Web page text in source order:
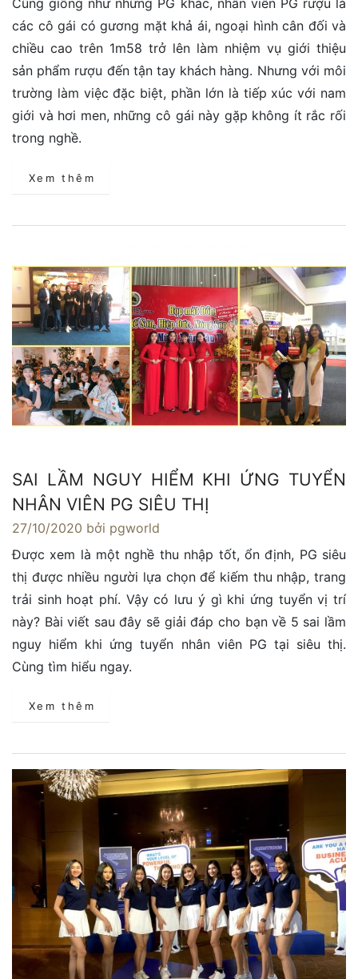
Cũng giống như những PG khác, nhân viên PG rượu là
các cô gái có gương mặt khả ái, ngoại hình cân đối và
chiều cao trên 1m58 trở lên làm nhiệm vụ giới thiệu
sản phẩm rượu đến tận tay khách hàng. Nhưng với môi
trường làm việc đặc biệt, phần lớn là tiếp xúc với nam
giới và hơi men, những cô gái này gặp không ít rắc rối
trong nghề.
Xem thêm
SAI LẦM NGUY HIỂM KHI ỨNG TUYỂN
NHÂN VIÊN PG SIÊU THỊ
27/10/2020 bởi pgworld
Được xem là một nghề thu nhập tốt, ổn định, PG siêu
thị được nhiều người lựa chọn để kiếm thu nhập, trang
trải sinh hoạt phí. Vậy có lưu ý gì khi ứng tuyển vị trí
này? Bài viết sau đây sẽ giải đáp cho bạn về 5 sai lầm
nguy hiểm khi ứng tuyển nhân viên PG tại siêu thị.
Cùng tìm hiểu ngay.
Xem thêm